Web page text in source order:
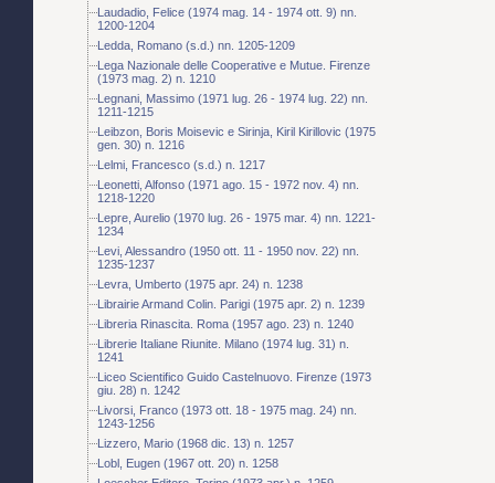
Laudadio, Felice (1974 mag. 14 - 1974 ott. 9) nn.
1200-1204
Ledda, Romano (s.d.) nn. 1205-1209
Lega Nazionale delle Cooperative e Mutue. Firenze
(1973 mag. 2) n. 1210
Legnani, Massimo (1971 lug. 26 - 1974 lug. 22) nn.
1211-1215
Leibzon, Boris Moisevic e Sirinja, Kiril Kirillovic (1975
gen. 30) n. 1216
Lelmi, Francesco (s.d.) n. 1217
Leonetti, Alfonso (1971 ago. 15 - 1972 nov. 4) nn.
1218-1220
Lepre, Aurelio (1970 lug. 26 - 1975 mar. 4) nn. 1221-
1234
Levi, Alessandro (1950 ott. 11 - 1950 nov. 22) nn.
1235-1237
Levra, Umberto (1975 apr. 24) n. 1238
Librairie Armand Colin. Parigi (1975 apr. 2) n. 1239
Libreria Rinascita. Roma (1957 ago. 23) n. 1240
Librerie Italiane Riunite. Milano (1974 lug. 31) n.
1241
Liceo Scientifico Guido Castelnuovo. Firenze (1973
giu. 28) n. 1242
Livorsi, Franco (1973 ott. 18 - 1975 mag. 24) nn.
1243-1256
Lizzero, Mario (1968 dic. 13) n. 1257
Lobl, Eugen (1967 ott. 20) n. 1258